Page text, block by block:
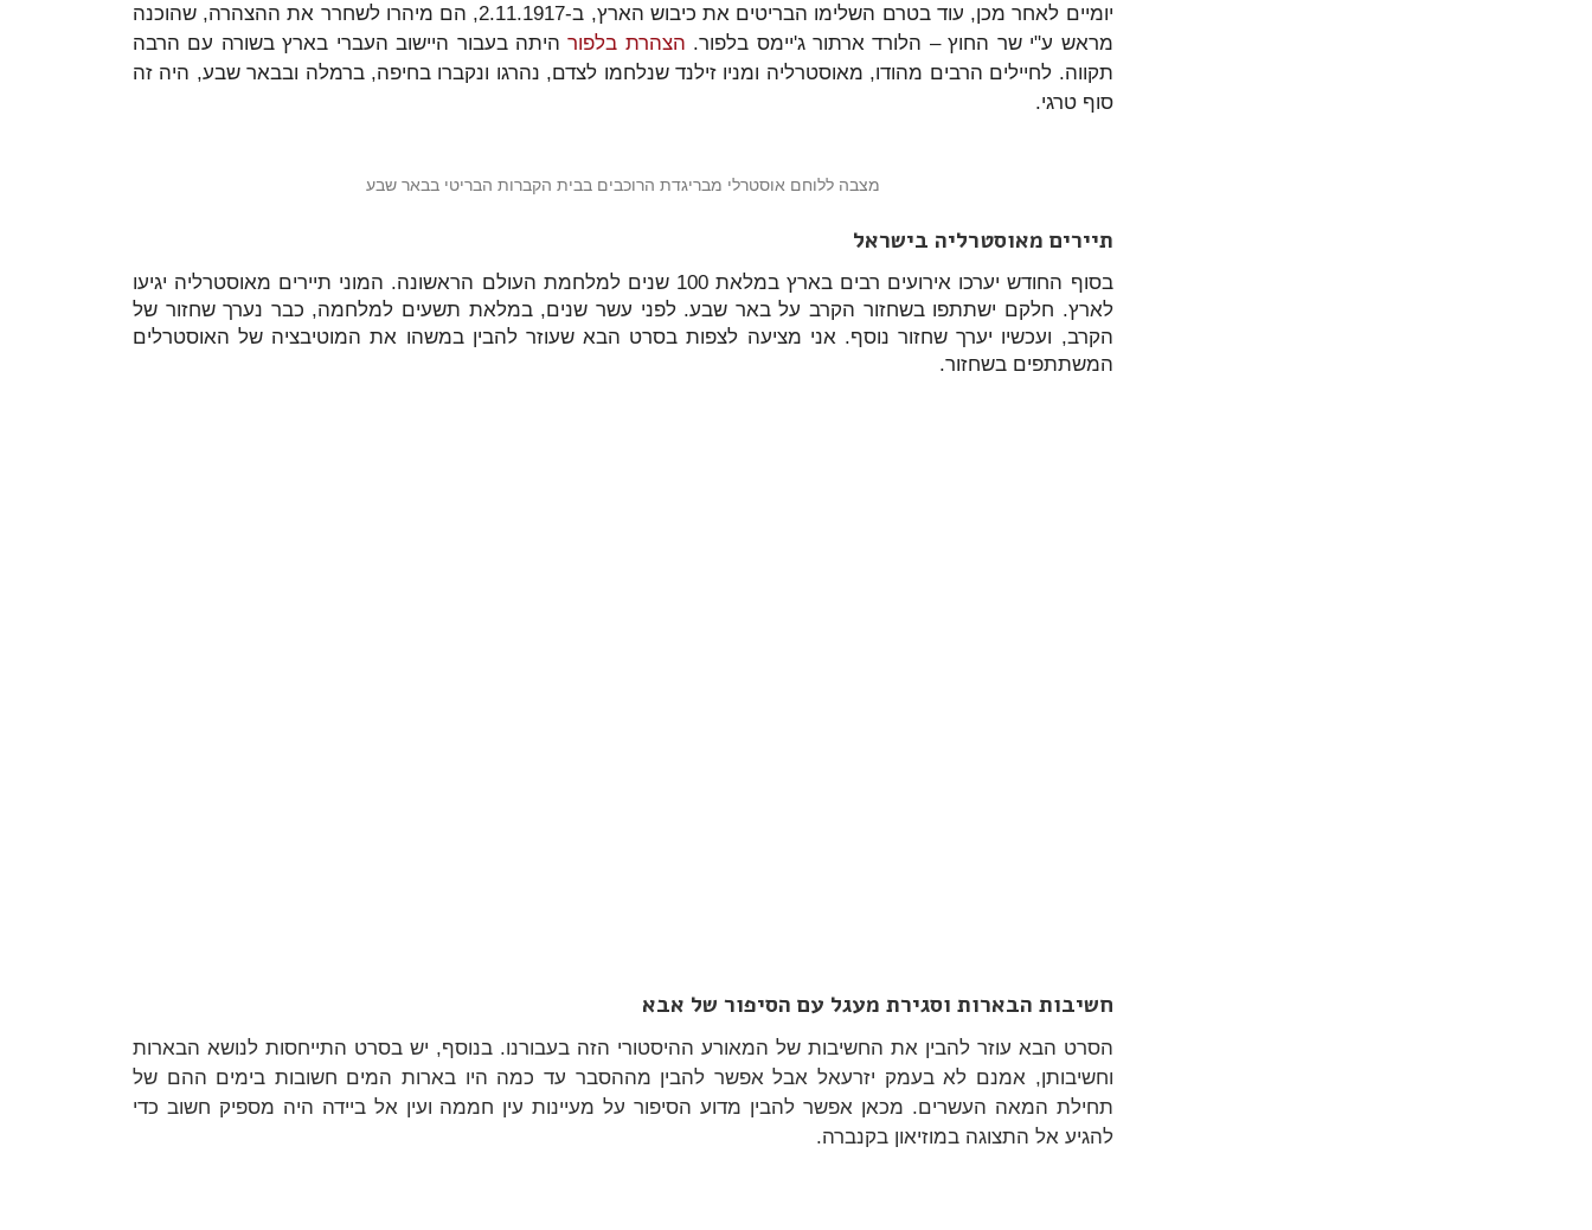
יומיים לאחר מכן, עוד בטרם השלימו הבריטים את כיבוש הארץ, ב-2.11.1917, הם מיהרו לשחרר את ההצהרה, שהוכנה
מראש ע"י שר החוץ – הלורד ארתור ג'יימס בלפור. הצהרת בלפורהיתה בעבור היישוב העברי בארץ בשורה עם הרבה
תקווה. לחיילים הרבים מהודו, מאוסטרליה ומניו זילנד שנלחמו לצדם, נהרגו ונקברו בחיפה, ברמלה ובבאר שבע, היה זה
סוף טרגי.
מצבה ללוחם אוסטרלי מבריגדת הרוכבים בבית הקברות הבריטי בבאר שבע
תיירים מאוסטרליה בישראל
בסוף החודש יערכו אירועים רבים בארץ במלאת 100 שנים למלחמת העולם הראשונה. המוני תיירים מאוסטרליה יגיעו
לארץ. חלקם ישתתפו בשחזור הקרב על באר שבע. לפני עשר שנים, במלאת תשעים למלחמה, כבר נערך שחזור של
הקרב, ועכשיו יערך שחזור נוסף. אני מציעה לצפות בסרט הבא שעוזר להבין במשהו את המוטיבציה של האוסטרלים
המשתתפים בשחזור.
חשיבות הבארות וסגירת מעגל עם הסיפור של אבא
הסרט הבא עוזר להבין את החשיבות של המאורע ההיסטורי הזה בעבורנו. בנוסף, יש בסרט התייחסות לנושא הבארות
וחשיבותן, אמנם לא בעמק יזרעאל אבל אפשר להבין מההסבר עד כמה היו בארות המים חשובות בימים ההם של
תחילת המאה העשרים. מכאן אפשר להבין מדוע הסיפור על מעיינות עין חממה ועין אל ביידה היה מספיק חשוב כדי
להגיע אל התצוגה במוזיאון בקנברה.